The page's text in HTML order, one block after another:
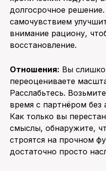
долгосрочное
самочувствием
внимание рациону,
восстановление.
Отношения: Вы
переоцениваете
Расслабьтесь.
время с партнёром без
Как только вы
смыслы, обнаружите,
строятся на прочном
достаточно просто